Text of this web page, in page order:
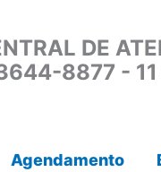
DE
8877 -
Agendamento